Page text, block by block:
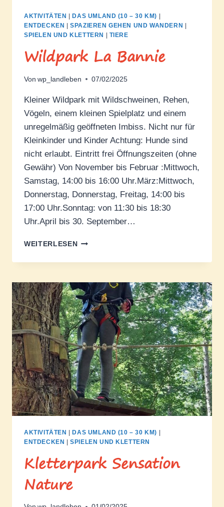
AKTIVITÄTEN DAS UMLAND (10 – 30 KM)
ENTDECKEN
|SPAZIEREN GEHEN UND WANDERN
SPIELEN UND KLETTERN
TIERE
Wildpark La Bannie
Von wp_landleben 07/02/2025
Kleiner Wildpark mit Wildschweinen, Rehen,
Vögeln, einem kleinen Spielplatz und einem
unregelmäßig geöffneten Imbiss. Nicht nur für
Kleinkinder und Kinder Achtung: Hunde sind
nicht erlaubt. Eintritt frei Öffnungszeiten (ohne
Gewähr) Von November bis Februar :Mittwoch,
Samstag, 14:00 bis 16:00 Uhr.März:Mittwoch,
Donnerstag, Donnerstag, Freitag, 14:00 bis
17:00 Uhr.Sonntag: von 11:30 bis 18:30
Uhr.April bis 30. September…
WEITERLESENWILDPARK
BANNIE
AKTIVITÄTEN |DAS UMLAND (10 – 30 KM) |
ENTDECKEN |SPIELEN UND KLETTERN
Kletterpark Sensation
Nature